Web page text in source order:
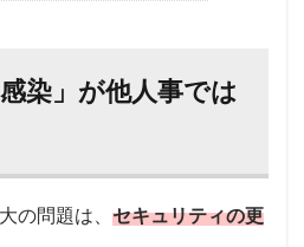
染」が他人事では
の問題は、 セキュリティの更